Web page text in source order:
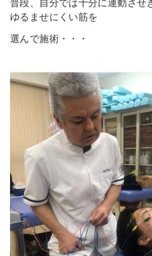
普段、自分では十分に運動させ
ゆるませにくい筋を
選んで施術・・・